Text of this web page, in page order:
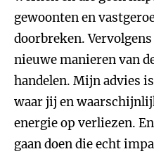
gewoonten en
doorbreken.
nieuwe manieren van
handelen. Mijn advies
waar jij en
energie op verliezen.
gaan doen die echt